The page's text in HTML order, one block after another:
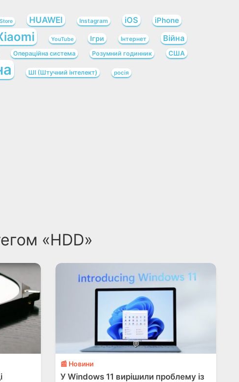
HUAWEI Instagram iOS iPhone
YouTube Ігри Інтернет Війна
Операційна система Розумний годинник США
ШІ (Штучний інтелект) росія
«HDD»
💬
📰 Новини
У Windows 11 вирішили проблему із